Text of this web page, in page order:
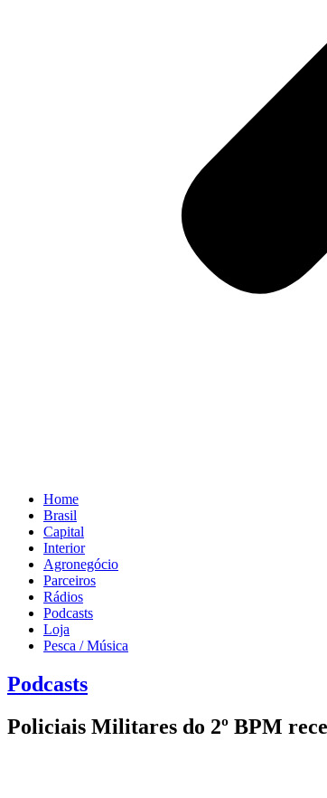
Home
Brasil
Capital
Interior
Agronegócio
Parceiros
Rádios
Podcasts
Loja
Pesca / Música
Podcasts
Policiais Militares do 2º BPM